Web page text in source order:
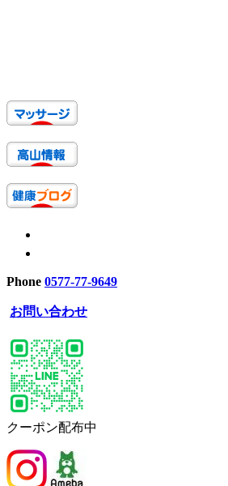
Phone 0577-77-9649
お問い合わせ
クーポン配布中